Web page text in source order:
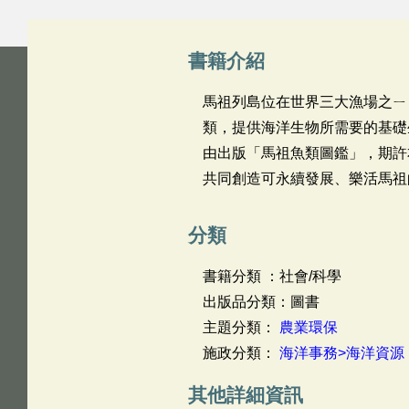
書籍介紹
馬祖列島位在世界三大漁場之
類，提供海洋生物所需要的基
由出版「馬祖魚類圖鑑」，期
共同創造可永續發展、樂活馬
分類
書籍分類 ：社會/科學
出版品分類：圖書
主題分類： 農業環保
施政分類： 海洋事務>海洋資源
其他詳細資訊